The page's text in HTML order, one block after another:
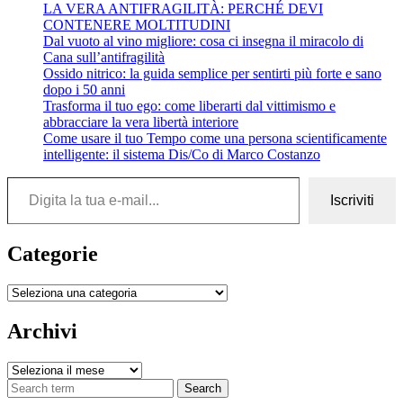
LA VERA ANTIFRAGILITÀ: PERCHÉ DEVI
CONTENERE MOLTITUDINI
Dal vuoto al vino migliore: cosa ci insegna il miracolo di
Cana sull’antifragilità
Ossido nitrico: la guida semplice per sentirti più forte e sano
dopo i 50 anni
Trasforma il tuo ego: come liberarti dal vittimismo e
abbracciare la vera libertà interiore
Come usare il tuo Tempo come una persona scientificamente
intelligente: il sistema Dis/Co di Marco Costanzo
Digita la tua e-mail...
Iscriviti
Categorie
Categorie
Archivi
Archivi
Search